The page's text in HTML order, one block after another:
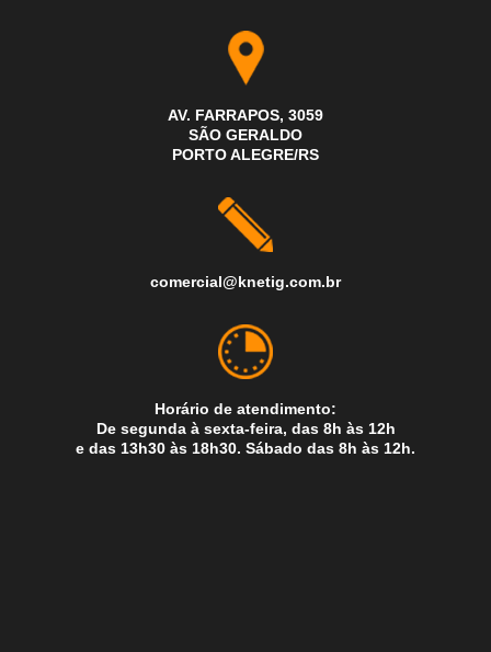
AV. FARRAPOS, 3059
SÃO GERALDO
PORTO ALEGRE/RS
comercial@knetig.com.br
Horário de atendimento:
De segunda à sexta-feira, das 8h às 12h
e das 13h30 às 18h30. Sábado das 8h às 12h.